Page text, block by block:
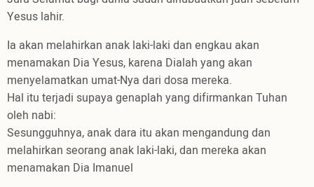
Yesus lahir.
Ia akan melahirkan anak laki-laki dan engkau akan
menamakan Dia Yesus, karena Dialah yang akan
menyelamatkan umat-Nya dari dosa mereka.
Hal itu terjadi supaya genaplah yang difirmankan Tuhan
oleh nabi:
Sesungguhnya, anak dara itu akan mengandung dan
melahirkan seorang anak laki-laki, dan mereka akan
menamakan Dia Imanuel